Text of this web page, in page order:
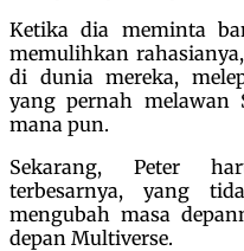
Ketika dia meminta
memulihkan
di dunia mereka,
yang pernah melawan
mana pun.
Sekarang, Peter
terbesarnya, yang
mengubah masa
depan Multiverse.